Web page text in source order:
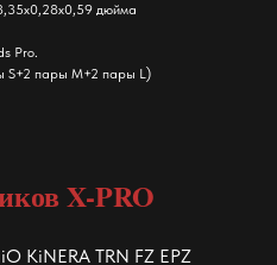
дюйма
Pro.
S+2 пары M+2 пары L)
X-PRO
KiNERA TRN FZ EPZ